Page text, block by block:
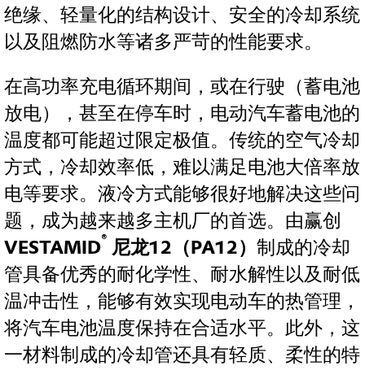
绝缘、轻量化的结构设计、安全的冷却系统
以及阻燃防水等诸多严苛的性能要求。
在高功率充电循环期间，或在行驶（蓄电池
放电），甚至在停车时，电动汽车蓄电池的
温度都可能超过限定极值。传统的空气冷却
方式，冷却效率低，难以满足电池大倍率放
电等要求。液冷方式能够很好地解决这些问
题，成为越来越多主机厂的首选。由赢创
VESTAMID® 尼龙12（PA12） 制成的冷却
管具备优秀的耐化学性、耐水解性以及耐低
温冲击性，能够有效实现电动车的热管理，
将汽车电池温度保持在合适水平。此外，这
一材料制成的冷却管还具有轻质、柔性的特